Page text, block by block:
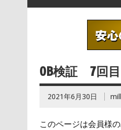
OB検証 7回目
2021年6月30日
このページは会員様